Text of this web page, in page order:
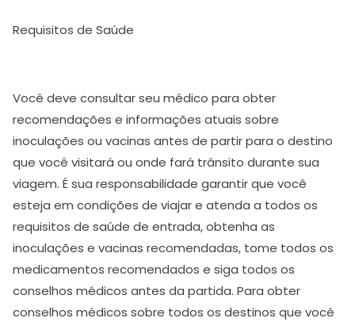
Requisitos de Saúde
Você deve consultar seu médico para obter
recomendações e informações atuais sobre
inoculações ou vacinas antes de partir para o destino
que você visitará ou onde fará trânsito durante sua
viagem. É sua responsabilidade garantir que você
esteja em condições de viajar e atenda a todos os
requisitos de saúde de entrada, obtenha as
inoculações e vacinas recomendadas, tome todos os
medicamentos recomendados e siga todos os
conselhos médicos antes da partida. Para obter
conselhos médicos sobre todos os destinos que você